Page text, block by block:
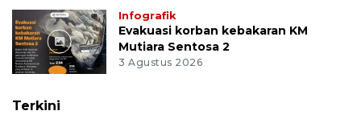
Infografik
Evakuasi korban kebakaran KM
Mutiara Sentosa 2
3 Agustus 2026
Terkini